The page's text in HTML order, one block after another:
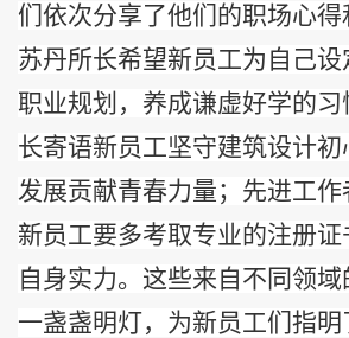
们依次分享了他们的职场心得
苏丹所长希望新员工为自己
职业规划，养成谦虚好学的习
长寄语新员工坚守建筑设计
发展贡献青春力量；先进工作
新员工要多考取专业的注册证
自身实力。 这些来自不同领域
一盏盏明灯，为新员工们指明